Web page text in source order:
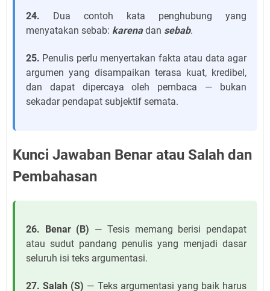
24. Dua contoh kata penghubung yang
menyatakan sebab: karenadan sebab.
25. Penulis perlu menyertakan fakta atau data agar
argumen yang disampaikan terasa kuat, kredibel,
dan dapat dipercaya oleh pembaca — bukan
sekadar pendapat subjektif semata.
Kunci Jawaban Benar atau Salah dan
Pembahasan
26. Benar (B) — Tesis memang berisi pendapat
atau sudut pandang penulis yang menjadi dasar
seluruh isi teks argumentasi.
27. Salah (S) — Teks argumentasi yang baik harus